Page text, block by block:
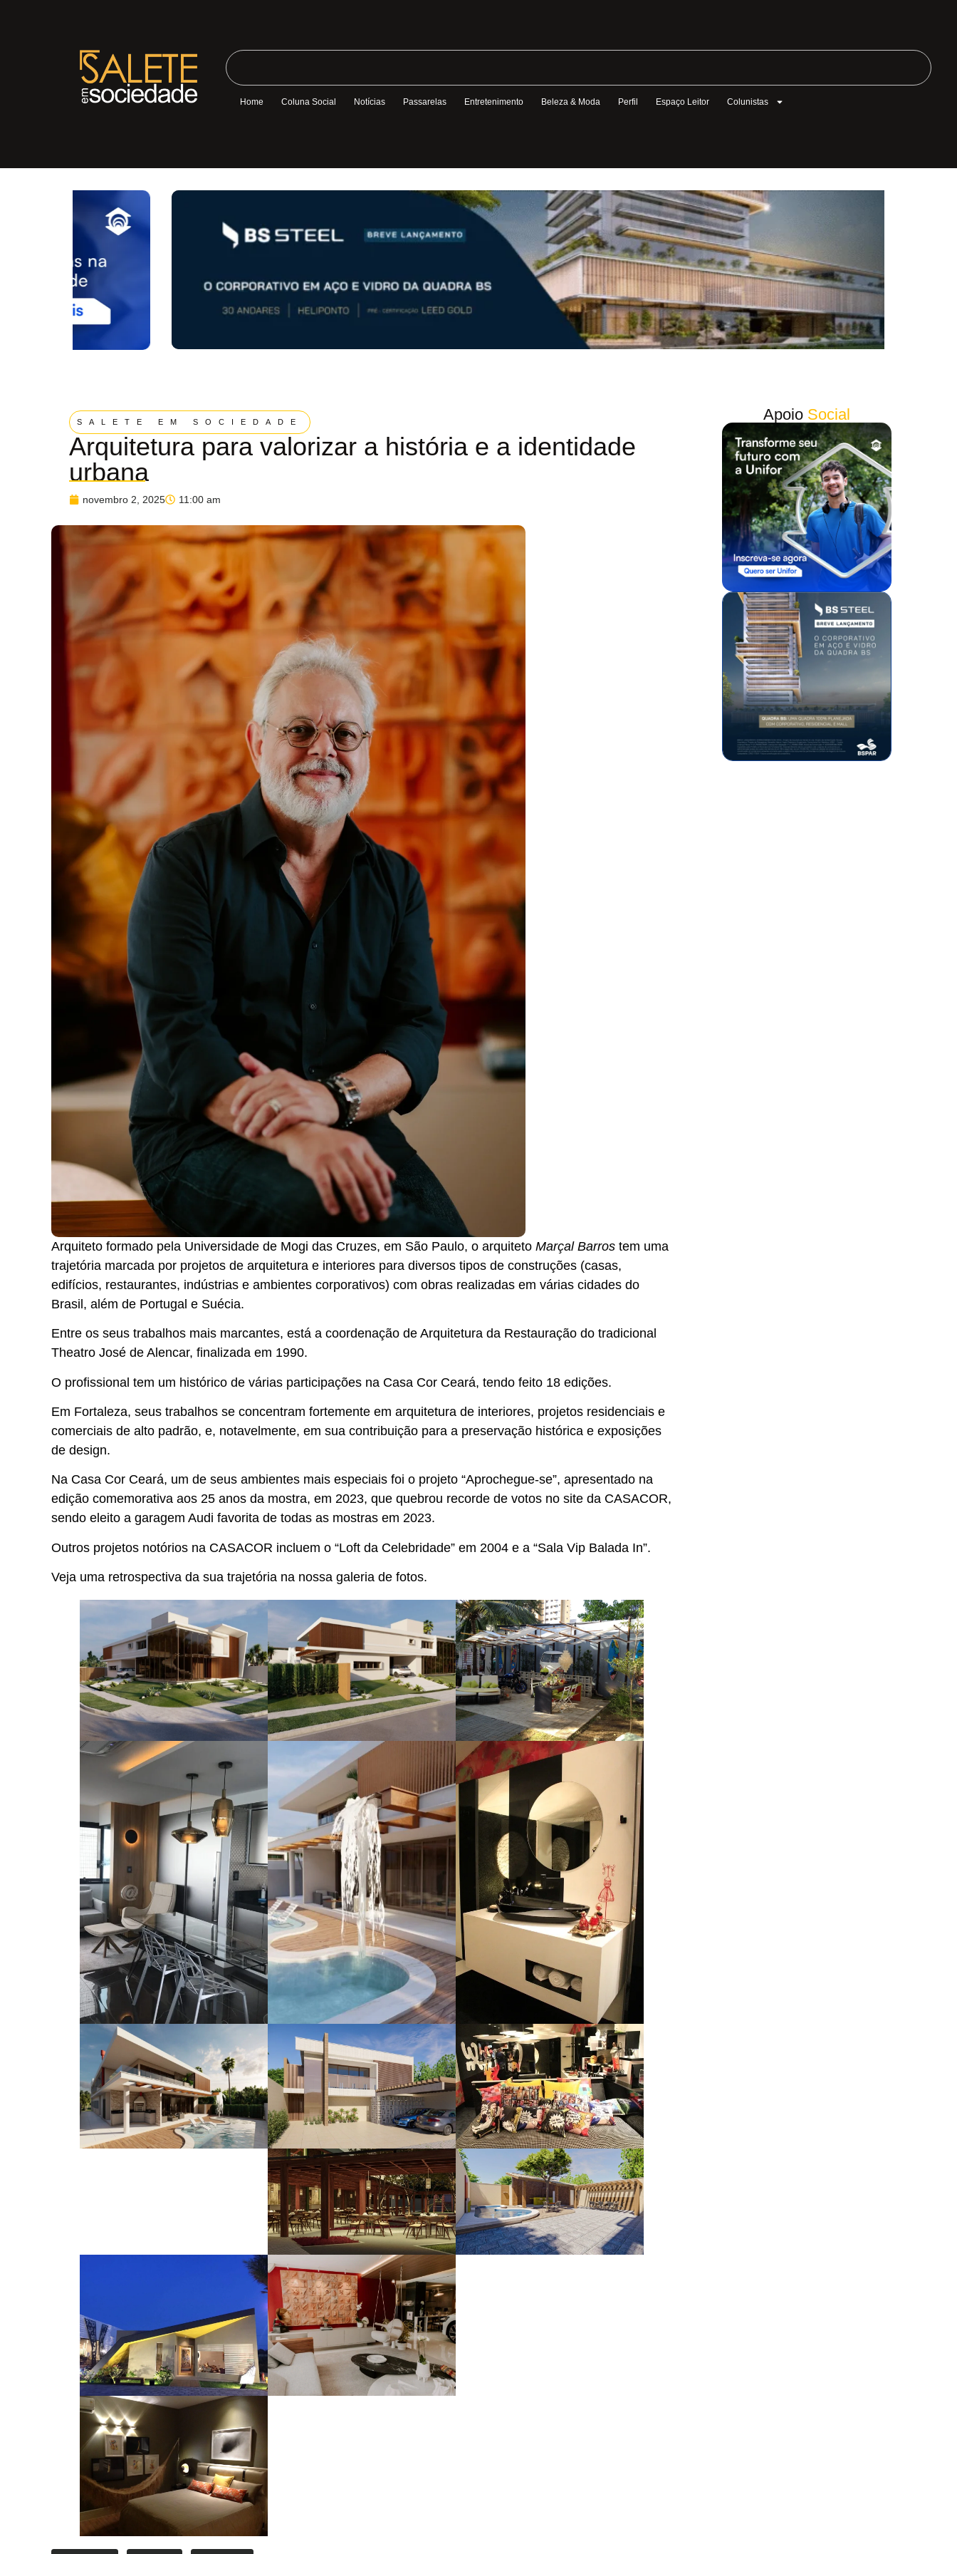
Home Coluna Social Notícias Passarelas Entretenimento Beleza & Moda Perfil Espaço Leitor Colunistas
SALETE EM SOCIEDADE
Arquitetura para valorizar a história e a identidade
urbana
novembro 2, 2025 11:00 am
Arquiteto formado pela Universidade de Mogi das Cruzes, em São Paulo, o arquiteto Marçal Barros tem uma
trajetória marcada por projetos de arquitetura e interiores para diversos tipos de construções (casas,
edifícios, restaurantes, indústrias e ambientes corporativos) com obras realizadas em várias cidades do
Brasil, além de Portugal e Suécia.
Entre os seus trabalhos mais marcantes, está a coordenação de Arquitetura da Restauração do tradicional
Theatro José de Alencar, finalizada em 1990.
O profissional tem um histórico de várias participações na Casa Cor Ceará, tendo feito 18 edições.
Em Fortaleza, seus trabalhos se concentram fortemente em arquitetura de interiores, projetos residenciais e
comerciais de alto padrão, e, notavelmente, em sua contribuição para a preservação histórica e exposições
de design.
Na Casa Cor Ceará, um de seus ambientes mais especiais foi o projeto “Aprochegue-se”, apresentado na
edição comemorativa aos 25 anos da mostra, em 2023, que quebrou recorde de votos no site da CASACOR,
sendo eleito a garagem Audi favorita de todas as mostras em 2023.
Outros projetos notórios na CASACOR incluem o “Loft da Celebridade” em 2004 e a “Sala Vip Balada In”.
Veja uma retrospectiva da sua trajetória na nossa galeria de fotos.
Apoio Social